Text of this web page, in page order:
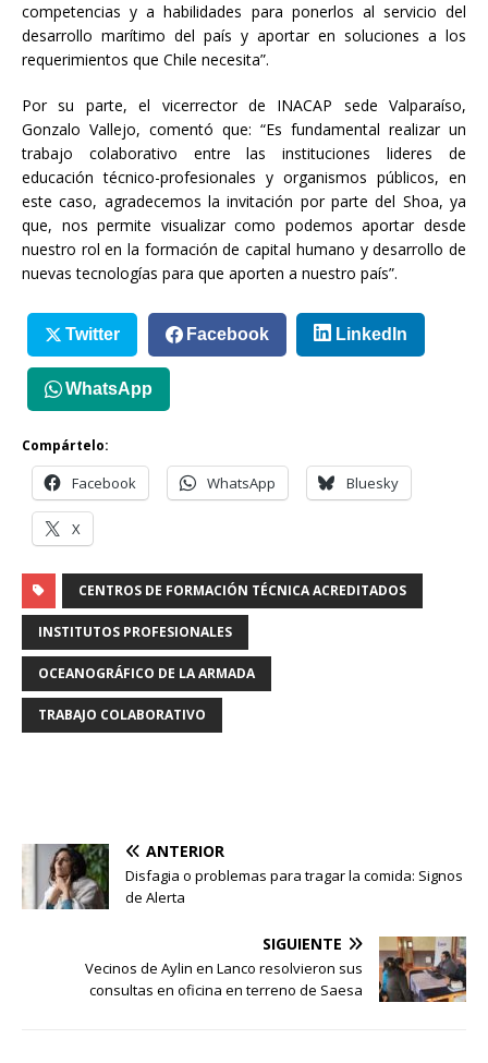
competencias y a habilidades para ponerlos al servicio del
desarrollo marítimo del país y aportar en soluciones a los
requerimientos que Chile necesita”.
Por su parte, el vicerrector de INACAP sede Valparaíso,
Gonzalo Vallejo, comentó que: “Es fundamental realizar un
trabajo colaborativo entre las instituciones lideres de
educación técnico-profesionales y organismos públicos, en
este caso, agradecemos la invitación por parte del Shoa, ya
que, nos permite visualizar como podemos aportar desde
nuestro rol en la formación de capital humano y desarrollo de
nuevas tecnologías para que aporten a nuestro país”.
Twitter Facebook LinkedIn
WhatsApp
Compártelo:
Facebook WhatsApp Bluesky
X
CENTROS DE FORMACIÓN TÉCNICA ACREDITADOS
INSTITUTOS PROFESIONALES
OCEANOGRÁFICO DE LA ARMADA
TRABAJO COLABORATIVO
ANTERIOR
Disfagia o problemas para tragar la comida: Signos
de Alerta
SIGUIENTE
Vecinos de Aylin en Lanco resolvieron sus
consultas en oficina en terreno de Saesa